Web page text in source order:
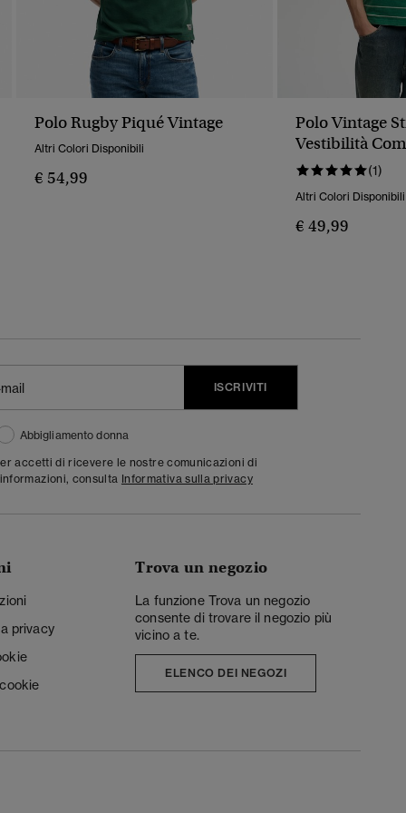
Polo Rugby Piqué Vintage
Altri Colori Disponibili
€ 54,99
Polo Vintage
Vestibilità
(1)
Altri Colori Disponibili
€ 49,99
ISCRIVITI
Abbigliamento donna
accetti di ricevere le nostre comunicazioni di
consulta Informativa sulla privacy
privacy
Trova un negozio
La funzione Trova un negozio
consente di trovare il negozio più
vicino a te.
ELENCO DEI NEGOZI